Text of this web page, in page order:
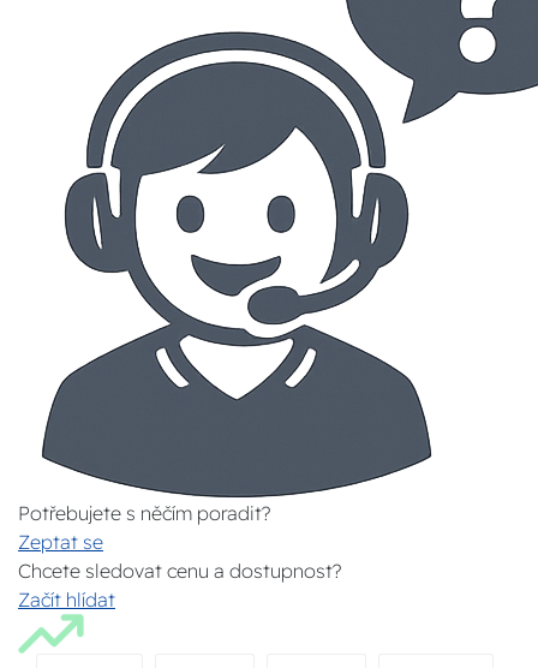
Potřebujete s něčím poradit?
Zeptat se
Chcete sledovat cenu a dostupnost?
Začít hlídat